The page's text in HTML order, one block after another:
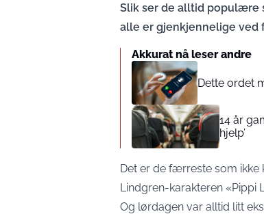
Slik ser de alltid populære
alle er gjenkjennelige ved
Akkurat nå leser andre
Dette ordet
14 år
hjelp’
Det er de færreste som ikke
Lindgren-karakteren «Pippi
Og lørdagen var alltid litt